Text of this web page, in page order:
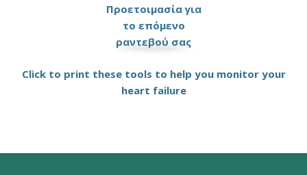
Προετοιμασία για
το επόμενο
ραντεβού σας
Click to print these tools to help you monitor your
heart failure